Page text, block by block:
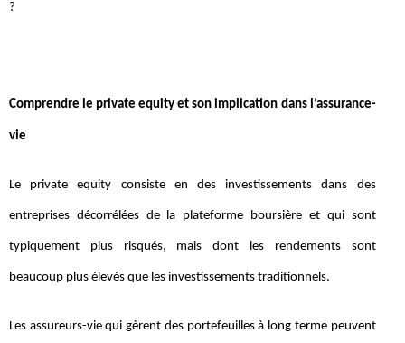
?
Comprendre le private equity et son implication dans l’assurance-
vie
Le private equity consiste en des investissements dans des
entreprises décorrélées de la plateforme boursière et qui sont
typiquement plus risqués, mais dont les rendements sont
beaucoup plus élevés que les investissements traditionnels.
Les assureurs-vie qui gèrent des portefeuilles à long terme peuvent